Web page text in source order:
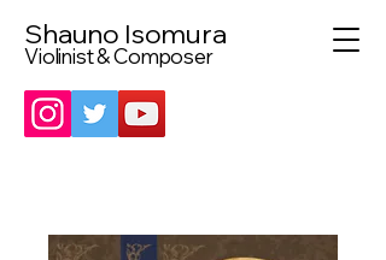
Shauno Isomura
Violinist & Composer